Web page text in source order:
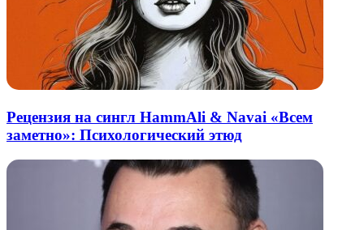
Рецензия на сингл HammAli & Navai «Всем
заметно»: Психологический этюд